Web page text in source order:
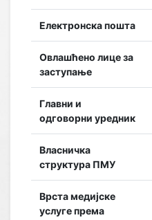
Електронска пошта
Овлашћено лице за
заступање
Главни и
одговорни уредник
Власничка
структура ПМУ
Врста медијске
услуге према